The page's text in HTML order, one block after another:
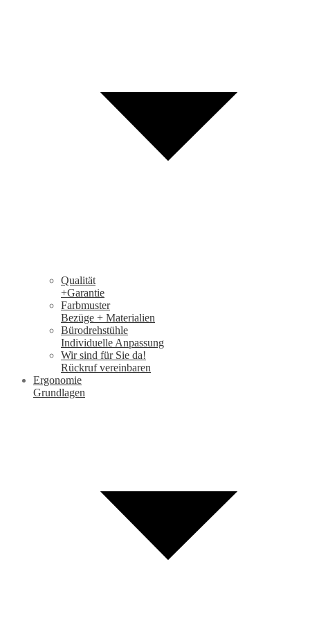
Qualität
+Garantie
Farbmuster
Bezüge + Materialien
Bürodrehstühle
Individuelle Anpassung
Wir sind für Sie da!
Rückruf vereinbaren
Ergonomie
Grundlagen